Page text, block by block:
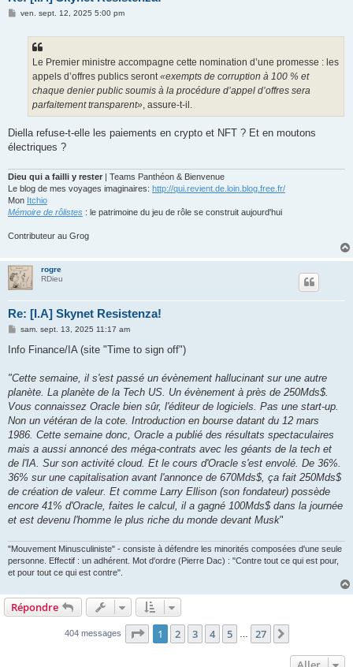
Mven. sept. 12, 2025 5:00 pm
Le Premier ministre accompagne cette nomination d’une promesse : les
appels d’offres publics seront«exempts de corruption à 100 % et
chaque denier public soumis à la procédure d’appel d’offres sera
parfaitement transparent», assure-t-il.
Diella refuse-t-elle les paiements en crypto et NFT ? Et en moutons
électriques ?
Dieu qui a failli y rester | Teams Panthéon & Bienvenue
Le blog de mes voyages imaginaires: http://qui.revient.de.loin.blog.free.fr/
Mon Itchio
Mémoire de rôlistes : le patrimoine du jeu de rôle se construit aujourd'hui
Contributeur au Grog
rogre
RDieu
Re: [I.A] Skynet Resistenza!
M
s
g
sam. sept. 13, 2025 11:17 am
Info Finance/IA (site "Time to sign off")
"Cette semaine, il s'est passé un évènement hallucinant sur une autre
planète. La planète de la Tech US. Un évènement à près de 250Mds$.
Vous connaissez Oracle bien sûr, l'éditeur de logiciels. Pas une start-up.
Non un vétéran de la cote. Introduction en bourse datant du 12 mars
1986. Cette semaine donc, Oracle a publié des résultats spectaculaires
mais a aussi annoncé des méga-contrats avec les géants de la tech et
de l'IA. Sur son activité cloud. Et le cours d'Oracle s'est envolé. De 36%.
36% sur une capitalisation avant l'annonce de 670Mds$, ça fait 250Mds$
de création de valeur. Et comme Larry Ellison (son fondateur) possède
encore 41% d'Oracle, faites le calcul, il a gagné 100Mds$ dans la journée
et est devenu l'homme le plus riche du monde devant Musk"
"Mouvement Minusculiniste" - consiste à défendre les minorités composées d'une seule
personne. Effectif : un adhérent. Mot d'ordre (Pierre Dac) : "Contre tout ce qui est pour,
et pour tout ce qui est contre".
Répondre
404 messages Page 1sur27
1 2 3 4 5 27